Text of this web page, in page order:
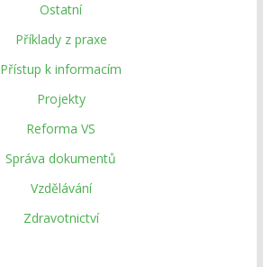
Ostatní
Příklady z praxe
Přístup k informacím
Projekty
Reforma VS
Správa dokumentů
Vzdělávání
Zdravotnictví